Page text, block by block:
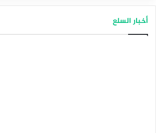
أخبار السلع